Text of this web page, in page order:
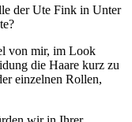
der Ute Fink in Unter
von mir, im Look
die Haare kurz zu
einzelnen Rollen,